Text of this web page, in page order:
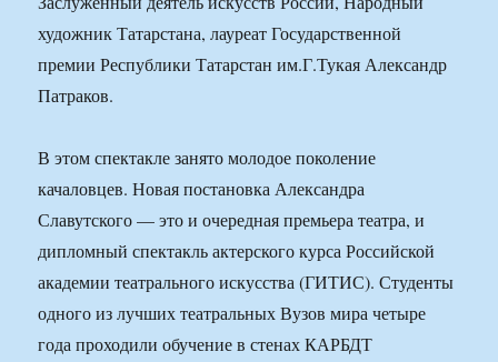
художник Татарстана, лауреат Государственной
премии Республики Татарстан им.Г.Тукая Александр
Патраков.
В этом спектакле занято молодое поколение
качаловцев. Новая постановка Александра
Славутского — это и очередная премьера театра, и
дипломный спектакль актерского курса Российской
академии театрального искусства (ГИТИС). Студенты
одного из лучших театральных Вузов мира четыре
года проходили обучение в стенах КАРБДТ